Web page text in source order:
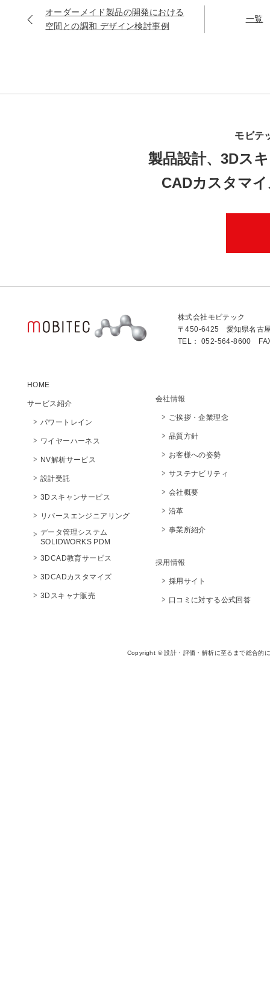
オーダーメイド製品の開発における
空間との調和 デザイン検討事例
一覧
モビテ
製品設計、3Dス
CADカスタマ
株式会社モビテック
〒450-6425 愛知県名古
TEL： 052-564-8600
HOME
サービス紹介
パワートレイン
ワイヤーハーネス
NV解析サービス
設計受託
3Dスキャンサービス
リバースエンジニアリング
データ管理システム
SOLIDWORKS PDM
3DCAD教育サービス
3DCADカスタマイズ
3Dスキャナ販売
会社情報
ご挨拶・企業理念
品質方針
お客様への姿勢
サステナビリティ
会社概要
沿革
事業所紹介
採用情報
採用サイト
口コミに対する公式回答
Copyright © 設計・評価・解析に至るまで総合的